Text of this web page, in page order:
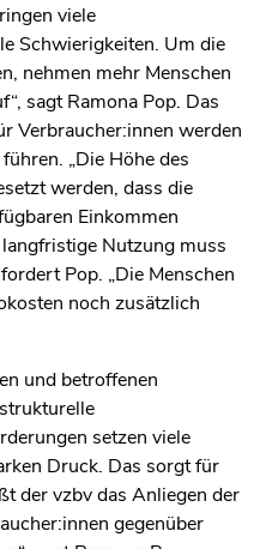
viele
Schwierigkeiten. Um die
nehmen mehr Menschen
sagt Ramona Pop. Das
Verbraucher:innen werden
„Die Höhe des
werden, dass die
Einkommen
Nutzung muss
Pop. „Die Menschen
noch zusätzlich
und betroffenen
setzen viele
Druck. Das sorgt für
der vzbv das Anliegen der
gegenüber